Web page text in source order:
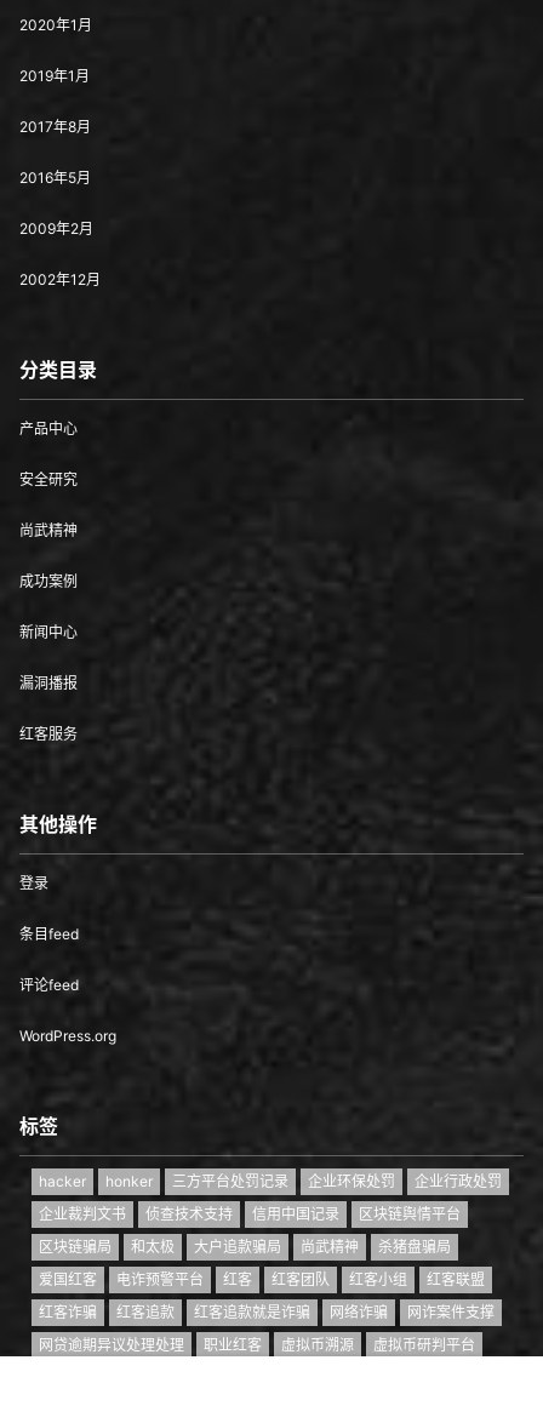
2020年1月
2019年1月
2017年8月
2016年5月
2009年2月
2002年12月
分类目录
产品中心
安全研究
尚武精神
成功案例
新闻中心
漏洞播报
红客服务
其他操作
登录
条目feed
评论feed
WordPress.org
标签
hacker honker 三方平台处罚记录 企业环保处罚
企业行政处罚
企业裁判文书
侦查技术支持 信用中国记录
区块链舆情平台
区块链骗局
和太极 大户追款骗局 尚武精神
杀猪盘骗局
爱国红客
电诈预警平台 红客 红客团队 红客小组
红客联盟
红客诈骗
红客追款 红客追款就是诈骗 网络诈骗
网诈案件支撑
网贷逾期异议处理处理
职业红客 虚拟币溯源
虚拟币研判平台